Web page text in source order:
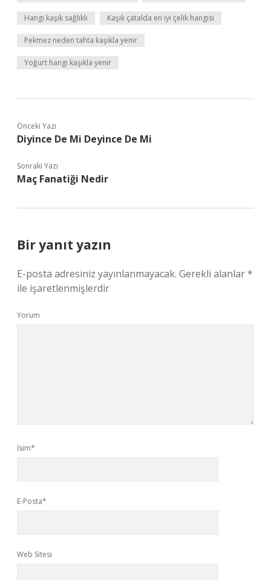
Hangi kaşık sağlıklı Kaşık çatalda en iyi çelik hangisi
Pekmez neden tahta kaşıkla yenir
Yoğurt hangi kaşıkla yenir
Önceki Yazı
Diyince De Mi Deyince De Mi
Sonraki Yazı
Maç Fanatiği Nedir
Bir yanıt yazın
E-posta adresiniz yayınlanmayacak. Gerekli alanlar*
ile işaretlenmişlerdir
Yorum
İsim*
E-Posta*
Web Sitesi